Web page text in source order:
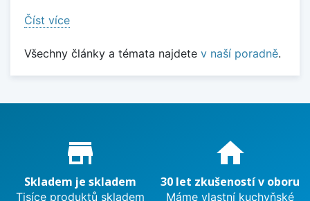
Číst více
Všechny články a témata najdete v naší poradně.
Proč nakupovat u nás?
store_mall_directory
Skladem je skladem
Tisíce produktů skladem
home
30 let zkušeností v oboru
Máme vlastní kuchyňské